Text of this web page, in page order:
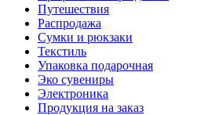
Путешествия
Распродажа
Сумки и рюкзаки
Текстиль
Упаковка подарочная
Эко сувениры
Электроника
Продукция на заказ